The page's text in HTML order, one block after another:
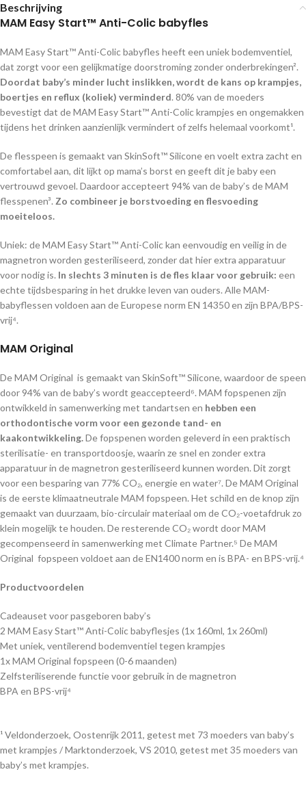
Beschrijving
MAM Easy Start™ Anti-Colic babyfles
MAM Easy Start™ Anti-Colic babyfles heeft een uniek bodemventiel,
dat zorgt voor een gelijkmatige doorstroming zonder onderbrekingen².
Doordat baby’s minder lucht inslikken, wordt de kans op krampjes,
boertjes en reflux (koliek) verminderd. 80% van de moeders
bevestigt dat de MAM Easy Start™ Anti-Colic krampjes en ongemakken
tijdens het drinken aanzienlijk vermindert of zelfs helemaal voorkomt¹.
De flesspeen is gemaakt van SkinSoft™ Silicone en voelt extra zacht en
comfortabel aan, dit lijkt op mama’s borst en geeft dit je baby een
vertrouwd gevoel. Daardoor accepteert 94% van de baby’s de MAM
flesspenen³. Zo combineer je borstvoeding en flesvoeding
moeiteloos.
Uniek: de MAM Easy Start™ Anti-Colic kan eenvoudig en veilig in de
magnetron worden gesteriliseerd, zonder dat hier extra apparatuur
voor nodig is. In slechts 3 minuten is de fles klaar voor gebruik: een
echte tijdsbesparing in het drukke leven van ouders. Alle MAM-
babyflessen voldoen aan de Europese norm EN 14350 en zijn BPA/BPS-
vrij⁴.
MAM Original
De MAM Original is gemaakt van SkinSoft™ Silicone, waardoor de speen
door 94% van de baby’s wordt geaccepteerd⁶. MAM fopspenen zijn
ontwikkeld in samenwerking met tandartsen en hebben een
orthodontische vorm voor een gezonde tand- en
kaakontwikkeling.De fopspenen worden geleverd in een praktisch
sterilisatie- en transportdoosje, waarin ze snel en zonder extra
apparatuur in de magnetron gesteriliseerd kunnen worden. Dit zorgt
voor een besparing van 77% CO₂, energie en water⁷. De MAM Original
is de eerste klimaatneutrale MAM fopspeen. Het schild en de knop zijn
gemaakt van duurzaam, bio-circulair materiaal om de CO₂-voetafdruk zo
klein mogelijk te houden. De resterende CO₂ wordt door MAM
gecompenseerd in samenwerking met Climate Partner.⁵ De MAM
Original fopspeen voldoet aan de EN1400 norm en is BPA- en BPS-vrij.⁴
Productvoordelen
Cadeauset voor pasgeboren baby’s
2 MAM Easy Start™ Anti-Colic babyflesjes (1x 160ml, 1x 260ml)
Met uniek, ventilerend bodemventiel tegen krampjes
1x MAM Original fopspeen (0-6 maanden)
Zelfsteriliserende functie voor gebruik in de magnetron
BPA en BPS-vrij⁴
¹ Veldonderzoek, Oostenrijk 2011, getest met 73 moeders van baby’s
met krampjes / Marktonderzoek, VS 2010, getest met 35 moeders van
baby’s met krampjes.